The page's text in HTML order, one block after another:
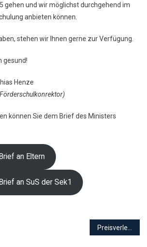
gehen und wir möglichst durchgehend im
anbieten können.
stehen wir Ihnen gerne zur Verfügung.
gesund!
Henze
können Sie dem Brief des Ministers
an Eltern
an SuS der Sek1